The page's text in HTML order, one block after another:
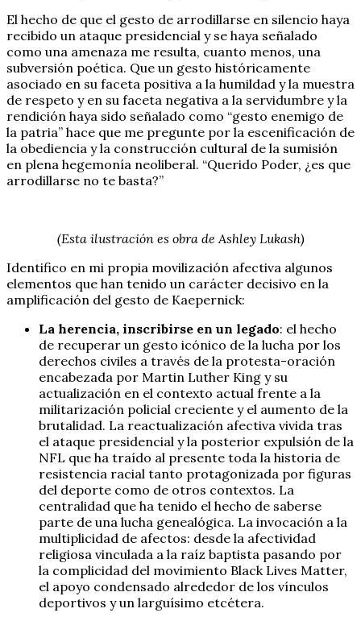
El hecho de que el gesto de arrodillarse en silencio haya
recibido un ataque presidencial y se haya señalado
como una amenaza me resulta, cuanto menos, una
subversión poética. Que un gesto históricamente
asociado en su faceta positiva a la humildad y la muestra
de respeto y en su faceta negativa a la servidumbre y la
rendición haya sido señalado como “gesto enemigo de
la patria” hace que me pregunte por la escenificación de
la obediencia y la construcción cultural de la sumisión
en plena hegemonía neoliberal. “Querido Poder, ¿es que
arrodillarse no te basta?”
(Esta ilustración es obra de Ashley Lukash)
Identifico en mi propia movilización afectiva algunos
elementos que han tenido un carácter decisivo en la
amplificación del gesto de Kaepernick:
La herencia, inscribirse en un legado: el hecho
de recuperar un gesto icónico de la lucha por los
derechos civiles a través de la protesta-oración
encabezada por Martin Luther King y su
actualización en el contexto actual frente a la
militarización policial creciente y el aumento de la
brutalidad. La reactualización afectiva vivida tras
el ataque presidencial y la posterior expulsión de la
NFL que ha traído al presente toda la historia de
resistencia racial tanto protagonizada por figuras
del deporte como de otros contextos. La
centralidad que ha tenido el hecho de saberse
parte de una lucha genealógica. La invocación a la
multiplicidad de afectos: desde la afectividad
religiosa vinculada a la raíz baptista pasando por
la complicidad del movimiento Black Lives Matter,
el apoyo condensado alrededor de los vínculos
deportivos y un larguísimo etcétera.